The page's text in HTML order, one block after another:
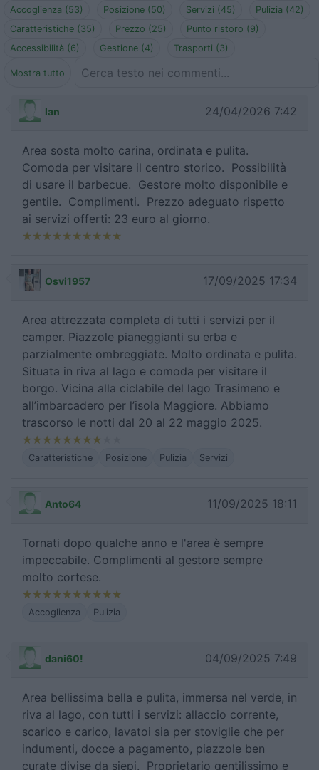
Accoglienza (53) Posizione (50) Servizi (45)
Pulizia (42)
Caratteristiche (35)
Prezzo (25)
Punto ristoro (9)
Accessibilità (6)
Gestione (4) Trasporti (3)
Mostra tutto
lan 24/04/2026 7:42
Area sosta molto carina, ordinata e pulita.
Comoda per visitare il centro storico. Possibilità
di usare il barbecue. Gestore molto disponibile e
gentile. Complimenti. Prezzo adeguato rispetto
ai servizi offerti: 23 euro al giorno.
Osvi1957 17/09/2025 17:34
Area attrezzata completa di tutti i servizi per il
camper. Piazzole pianeggianti su erba e
parzialmente ombreggiate. Molto ordinata e pulita.
Situata in riva al lago e comoda per visitare il
borgo. Vicina alla ciclabile del lago Trasimeno e
all’imbarcadero per l’isola Maggiore. Abbiamo
trascorso le notti dal 20 al 22 maggio 2025.
Caratteristiche Posizione Pulizia Servizi
Anto64 11/09/2025 18:11
Tornati dopo qualche anno e l'area è sempre
impeccabile. Complimenti al gestore sempre
molto cortese.
Accoglienza Pulizia
dani60! 04/09/2025 7:49
Area bellissima bella e pulita, immersa nel verde, in
riva al lago, con tutti i servizi: allaccio corrente,
scarico e carico, lavatoi sia per stoviglie che per
indumenti, docce a pagamento, piazzole ben
curate divise da siepi. Proprietario gentilissimo e